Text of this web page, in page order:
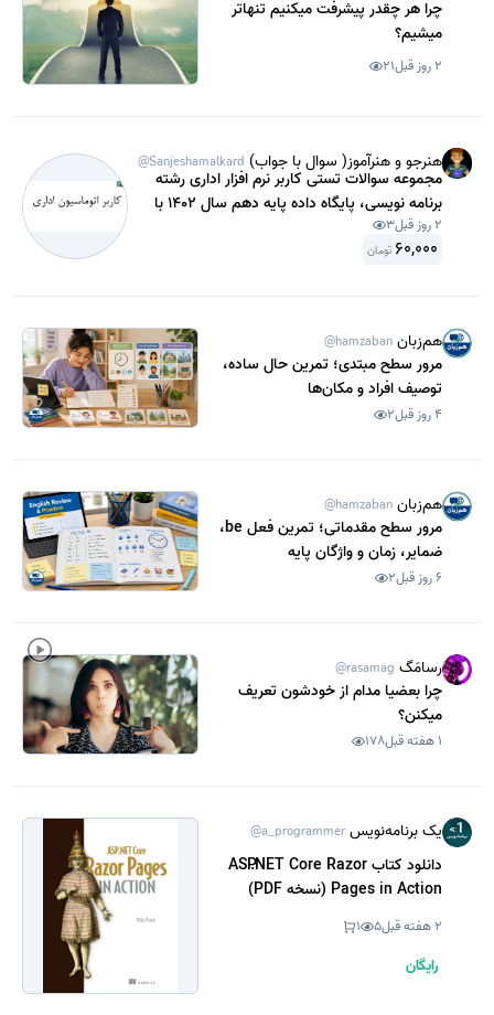
چرا هر چقدر پیشرفت میکنیم تنهاتر
میشیم؟
2 روز قبل 21
هنرجو و هنرآموز( سوال با جواب) @Sanjeshamalkard
مجموعه سوالات تستی کاربر نرم افزار اداری رشته
برنامه نویسی، پایگاه داده پایه دهم سال 1402 با
جواب .
2 روز قبل 3
60,000 تومان
هم‌زبان @hamzaban
مرور سطح مبتدی؛ تمرین حال ساده،
توصیف افراد و مکان‌ها
4 روز قبل 2
هم‌زبان @hamzaban
مرور سطح مقدماتی؛ تمرین فعل be،
ضمایر، زمان و واژگان پایه
6 روز قبل 2
رسامَگ @rasamag
چرا بعضیا مدام از خودشون تعریف
میکنن؟
1 هفته قبل 178
یک برنامه‌نویس @a_programmer
دانلود کتاب ASP.NET Core Razor
Pages in Action (نسخه PDF)
2 هفته قبل 5
1
رایگان